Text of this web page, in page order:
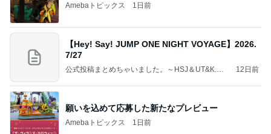
Amebaトピックス 1日前
【Hey! Say! JUMP ONE NIGHT VOYAGE】2026.
7/27
公式投稿まとめちゃいました。～HSJ＆UT&K.O.
12日前
願いを込めて応募した新たなプレビュー
Amebaトピックス 1日前